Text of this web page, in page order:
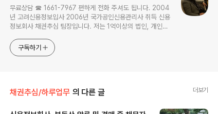
무료상담 ☎ 1661-7967 편하게 전화 주셔도 됩니다. 2004
년 고려신용정보입사 2006년 국가공인신용관리사 취득 신용
정보회사 채권추심 팀장입니다. 저는 1억이상의 법인, 개인사
무자 재산 조사·조회, 채권추심이 필요한 채권자는 편하게 노
크하세요!
구독하기
채권추심/하루업무 의 다른 글 더보기